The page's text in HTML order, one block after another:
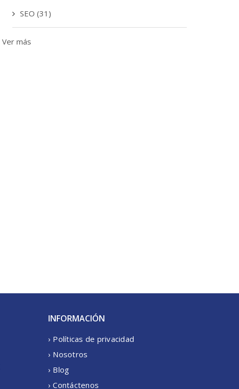
SEO(31)
Ver más
INFORMACIÓN
› Políticas de privacidad
› Nosotros
› Blog
› Contáctenos